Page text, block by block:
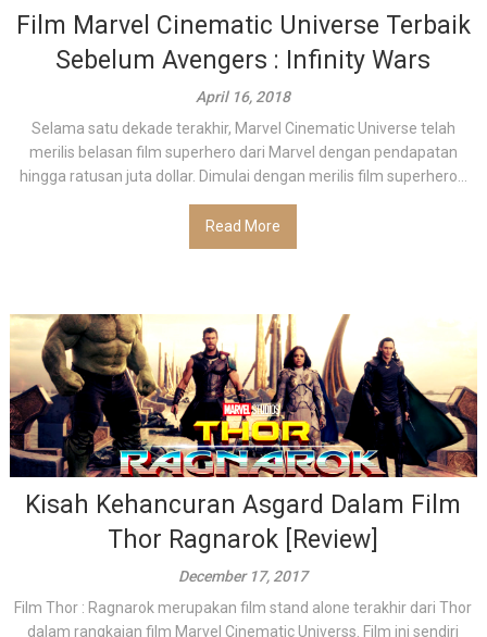
Film Marvel Cinematic Universe Terbaik
Sebelum Avengers : Infinity Wars
April 16, 2018
Selama satu dekade terakhir, Marvel Cinematic Universe telah
merilis belasan film superhero dari Marvel dengan pendapatan
hingga ratusan juta dollar. Dimulai dengan merilis film superhero...
Read More
Kisah Kehancuran Asgard Dalam Film
Thor Ragnarok [Review]
December 17, 2017
Film Thor : Ragnarok merupakan film stand alone terakhir dari Thor
dalam rangkaian film Marvel Cinematic Universs. Film ini sendiri